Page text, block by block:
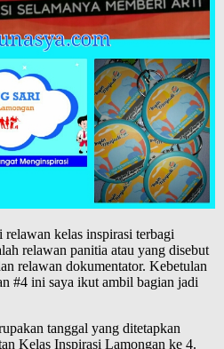
kelas inspirasi terbagi
relawan panitia atau yang disebut
relawan dokumentator. Kebetulan
#4 ini saya ikut ambil bagian jadi
tanggal yang ditetapkan
Kelas Inspirasi Lamongan ke 4.